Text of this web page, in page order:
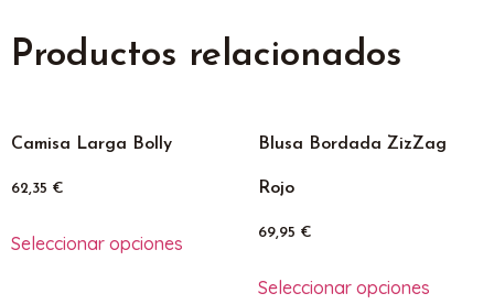
Productos relacionados
Camisa Larga Bolly
62,35 €
Seleccionar opciones
Blusa Bordada ZizZag
Rojo
69,95 €
Seleccionar opciones